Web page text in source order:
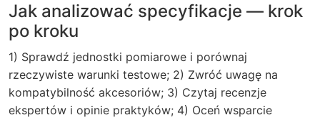
Jak analizować specyfikacje — krok
po kroku
1) Sprawdź jednostki pomiarowe i porównaj
rzeczywiste warunki testowe; 2) Zwróć uwagę na
kompatybilność akcesoriów; 3) Czytaj recenzje
ekspertów i opinie praktyków; 4) Oceń wsparcie